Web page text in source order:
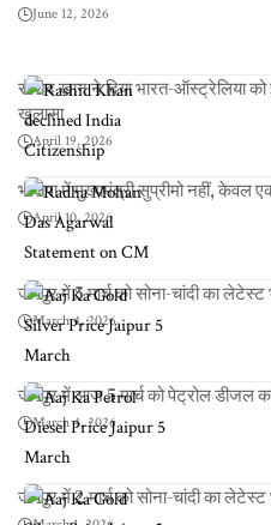
June 12, 2026
राशिद खान ने दिया भारत-ऑस्ट्रेलिया
खुलासा
April 19, 2026
भाजपा में मुख्यमंत्री सुप्रीमो नहीं, केवल
April 10, 2026
जयपुर में 5 मार्च को सोना-चांदी का लेटेस्ट
March 4, 2026
जयपुर में आज 5 मार्च को पेट्रोल डीजल
March 4, 2026
जयपुर में 2 मार्च को सोना-चांदी का लेटेस्ट